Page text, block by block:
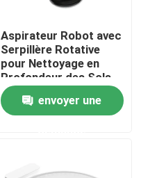
Aspirateur Robot avec
Serpillère Rotative
pour Nettoyage en
Profondeur des Sols
envoyer une